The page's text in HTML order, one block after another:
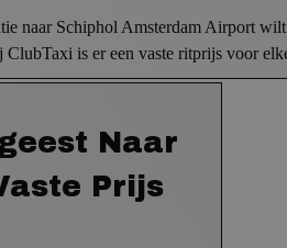
naar Schiphol Amsterdam Airport
ClubTaxi is er een vaste ritprijs voor
Naar
Prijs